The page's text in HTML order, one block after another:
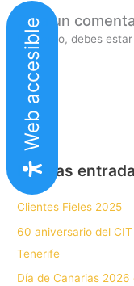
Deja un
Lo siento, debes
Nuevas
Clientes Fieles 2025
60 aniversario del
Tenerife
Día de Canarias
Web accesible